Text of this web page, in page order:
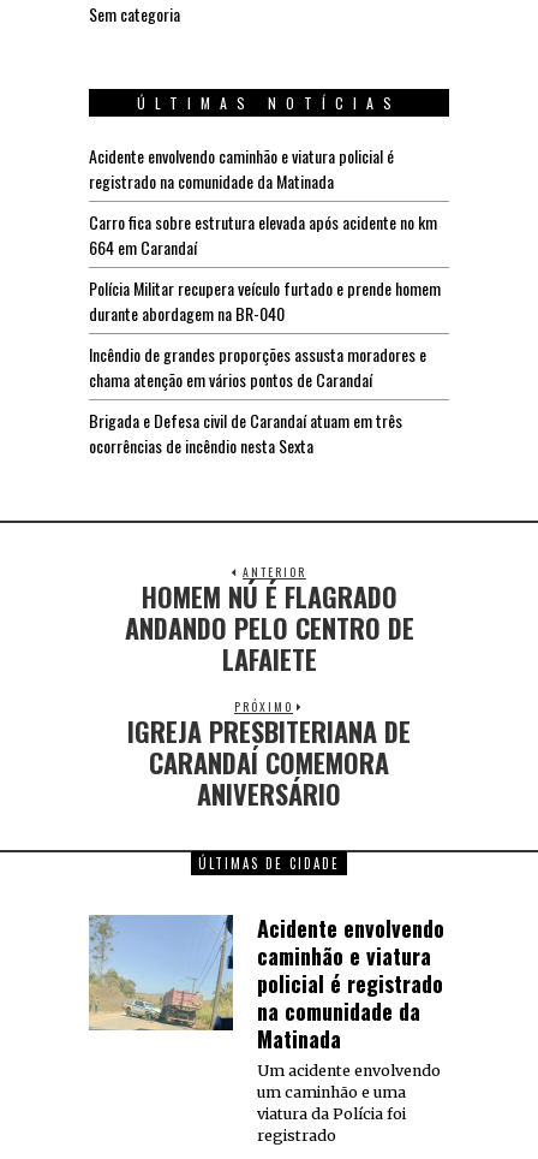
Sem categoria
ÚLTIMAS NOTÍCIAS
Acidente envolvendo caminhão e viatura policial é
registrado na comunidade da Matinada
Carro fica sobre estrutura elevada após acidente no km
664 em Carandaí
Polícia Militar recupera veículo furtado e prende homem
durante abordagem na BR-040
Incêndio de grandes proporções assusta moradores e
chama atenção em vários pontos de Carandaí
Brigada e Defesa civil de Carandaí atuam em três
ocorrências de incêndio nesta Sexta
ANTERIOR
HOMEM NÚ É FLAGRADO
ANDANDO PELO CENTRO DE
LAFAIETE
PRÓXIMO
IGREJA PRESBITERIANA DE
CARANDAÍ COMEMORA
ANIVERSÁRIO
ÚLTIMAS DE CIDADE
Acidente envolvendo
caminhão e viatura
policial é registrado
na comunidade da
Matinada
Um acidente envolvendo
um caminhão e uma
viatura da Polícia foi
registrado